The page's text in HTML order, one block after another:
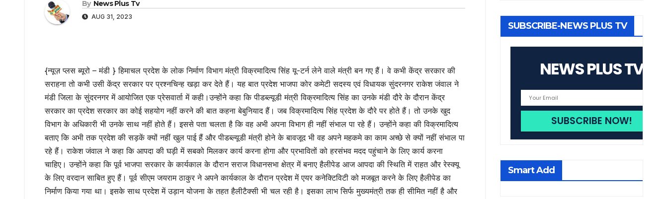
By News Plus Tv
AUG 31, 2023
{न्यूज़ प्लस ब्यूरो – मंडी } हिमाचल प्रदेश के लोक निर्माण विभाग मंत्री विक्रमादित्य सिंह यू-टर्न लेने वाले मंत्री बन गए हैं। वे कभी केंद्र सरकार की
सराहना तो कभी उसी केंद्र सरकार पर प्रश्नचिन्ह खड़ा कर देते हैं। यह बात प्रदेश भाजपा कोर कमेटी सदस्य एवं विधायक सुंदरनगर राकेश जंवाल ने
मंडी जिला के सुंदरनगर में आयोजित एक प्रेसवार्ता में कही।उन्होंने कहा कि पीडब्ल्यूडी मंत्री विक्रमादित्य सिंह का उनके मंडी दौरे के दौरान केंद्र
सरकार का प्रदेश सरकार का कोई सहयोग नहीं करने की बात कहना बेबुनियाद हैं। जब विक्रमादित्य सिंह प्रदेश के दौरे पर होते हैं। तो उनके खुद
विभाग के अधिकारी भी उनके साथ नहीं होते हैं। इससे पता चलता है कि वह अभी अपना विभाग ही नहीं संभाल पा रहे हैं। उन्होंने कहा की विक्रमादित्य
बताए कि अभी तक प्रदेश की सड़कें क्यों नहीं खुल पाई हैं और पीडब्ल्यूडी मंत्री होने के बावजूद भी वह अपने महकमे का काम अच्छे से क्यों नहीं संभाल पा
रहे हैं। राकेश जंवाल ने कहा कि आपदा की घड़ी में सबको मिलकर कार्य करना होगा और प्रभावितों को हरसंभव मदद पहुंचाने के लिए कार्य करना
चाहिए। उन्होंने कहा कि पूर्व भाजपा सरकार के कार्यकाल के दौरान सराज विधानसभा क्षेत्र में बनाए हैलीपेड आज आपदा की स्थिति में राहत और रेस्क्यू
के लिए वरदान साबित हुए हैं। पूर्व सीएम जयराम ठाकुर ने अपने कार्यकाल के दौरान प्रदेश में एयर कनेक्टिविटी को मजबूत करने के लिए हैलीपेड का
निर्माण किया गया था। इसके साथ प्रदेश में उड़ान योजना के तहत हैलीटैक्सी भी चल रही है। इसका लाभ सिर्फ मुख्यमंत्री तक ही सीमित नहीं है और
SUBSCRIBE-NEWS PLUS TV
NEWS PLUS TV
Smart Add